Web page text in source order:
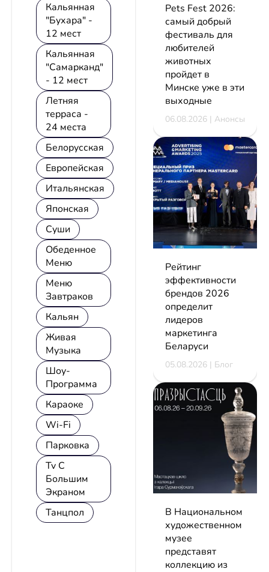
Кальянная
"Бухара" -
12 мест
Кальянная
"Самарканд"
- 12 мест
Летняя
терраса -
24 места
Белорусская
Европейская
Итальянская
Японская
Суши
Обеденное
Меню
Меню
Завтраков
Кальян
Живая
Музыка
Шоу-
Программа
Караоке
Wi-Fi
Парковка
Tv С
Большим
Экраном
Танцпол
Pets Fest 2026:
самый добрый
фестиваль для
любителей
животных
пройдет в
Минске уже в эти
выходные
06.08.2026 | Анонсы
Рейтинг
эффективности
брендов 2026
определит
лидеров
маркетинга
Беларуси
05.08.2026 | Блог
В Национальном
художественном
музее
представят
коллекцию из